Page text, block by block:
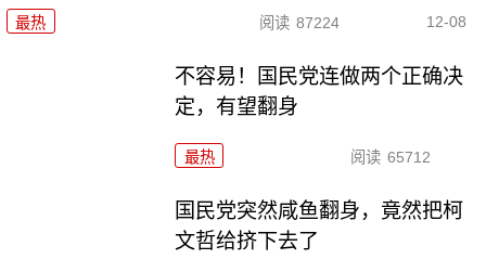
最热 阅读 87224 12-08
不容易！国民党连做两个正确决
定，有望翻身
最热 阅读 65712
国民党突然咸鱼翻身，竟然把柯
文哲给挤下去了